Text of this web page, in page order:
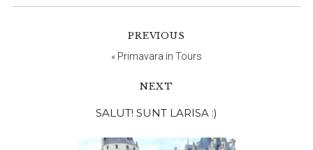
PREVIOUS
« Primavara in Tours
NEXT
principală
SALUT! SUNT LARISA :)